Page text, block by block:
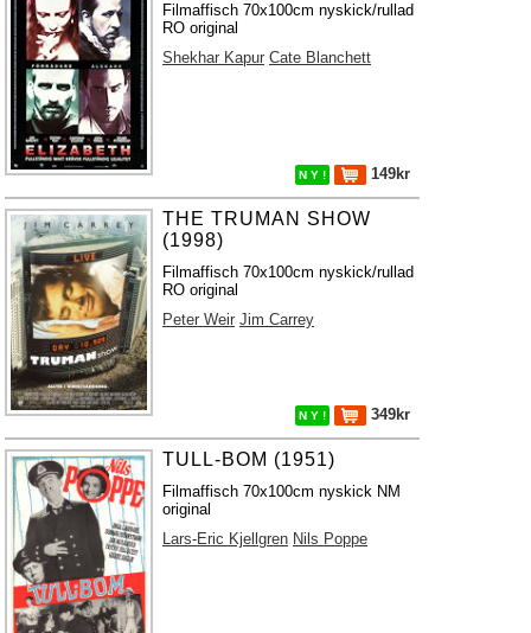
Filmaffisch 70x100cm nyskick/rullad
RO original
Shekhar Kapur Cate Blanchett
N Y ! 149kr
THE TRUMAN SHOW
(1998)
Filmaffisch 70x100cm nyskick/rullad
RO original
Peter Weir Jim Carrey
N Y ! 349kr
TULL-BOM (1951)
Filmaffisch 70x100cm nyskick NM
original
Lars-Eric Kjellgren Nils Poppe